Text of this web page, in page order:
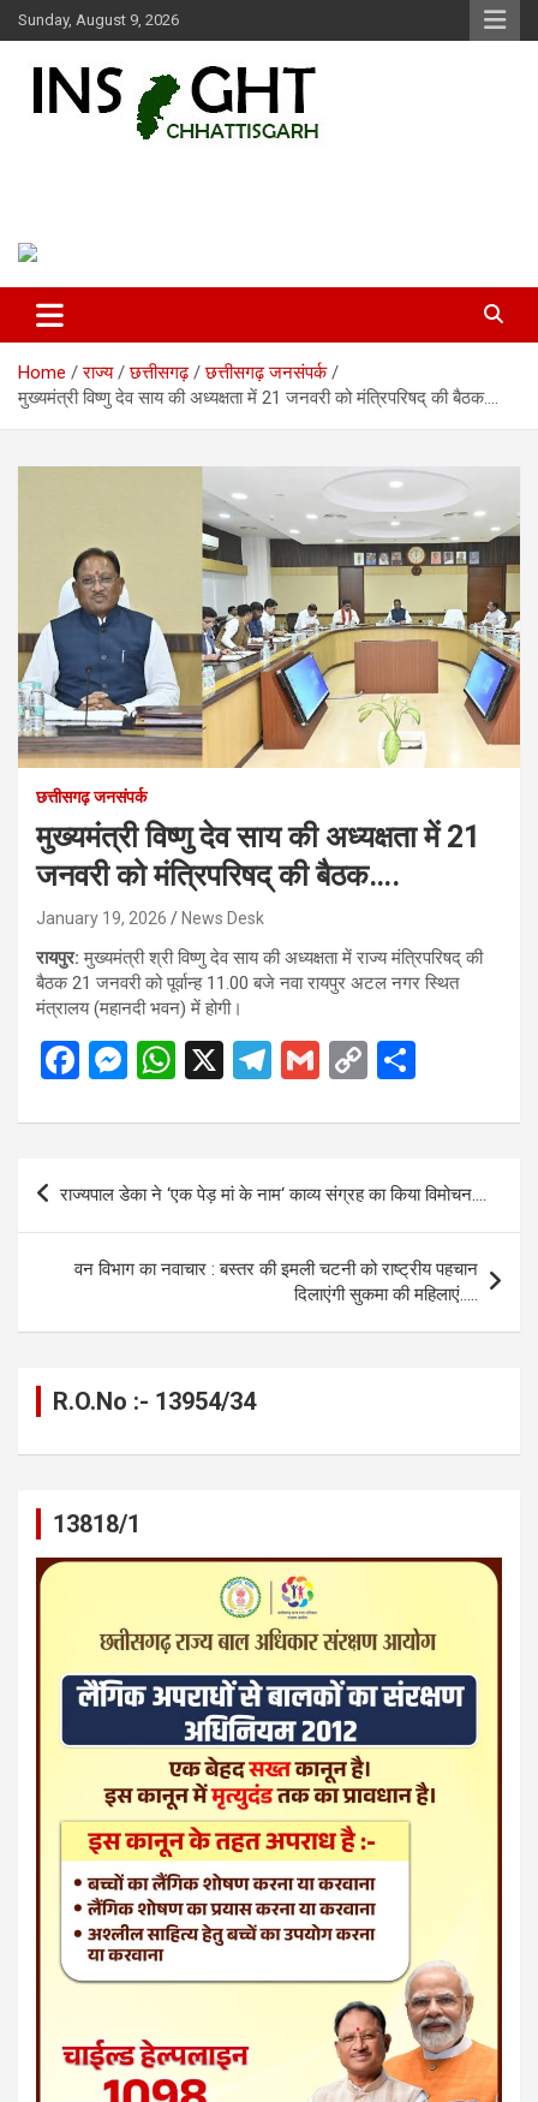
Skip
to
Sunday, August 9, 2026
Home राज्य छत्तीसगढ़
छत्तीसगढ़ जनसंपर्क
मुख्यमंत्री विष्णु देव साय की अध्यक्षता में 21 जनवरी को मंत्रिपरिषद् की बैठक….
छत्तीसगढ़ जनसंपर्क
मुख्यमंत्री विष्णु देव साय की अध्यक्षता में 21
जनवरी को मंत्रिपरिषद् की बैठक….
January 19, 2026 News Desk
रायपुर:मुख्यमंत्री श्री विष्णु देव साय की अध्यक्षता में राज्य मंत्रिपरिषद् की
बैठक 21 जनवरी को पूर्वान्ह 11.00 बजे नवा रायपुर अटल नगर स्थित
मंत्रालय (महानदी भवन) में होगी।
F
ce
o
o
k
M
se
g
er
W
at
A
p
p
X
T
e
gr
a
m
G
ail
C
py
Li
n
k
ar
e
Post
राज्यपाल डेका ने ‘एक पेड़ मां के नाम‘ काव्य संग्रह का किया विमोचन….
वन विभाग का नवाचार : बस्तर की इमली चटनी को राष्ट्रीय पहचान
दिलाएंगी सुकमा की महिलाएं…..
R.O.No :- 13954/34
13818/1